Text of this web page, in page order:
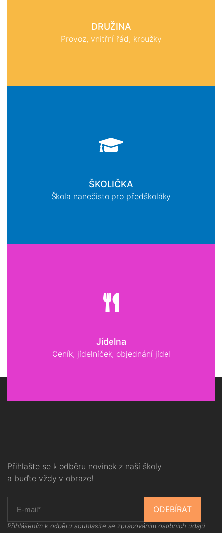
DRUŽINA
Provoz, vnitřní řád, kroužky
ŠKOLIČKA
Škola nanečisto pro předškoláky
Jídelna
Ceník, jídelníček, objednání jídel
Přihlašte se k odběru novinek z naší školy
a buďte vždy v obraze!
ODEBÍRAT
Přihlášením k odběru souhlasíte se zpracováním osobních údajů